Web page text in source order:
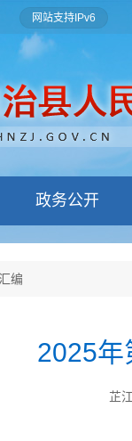
网站支持IPv6
政务公开
编
2025年
芷